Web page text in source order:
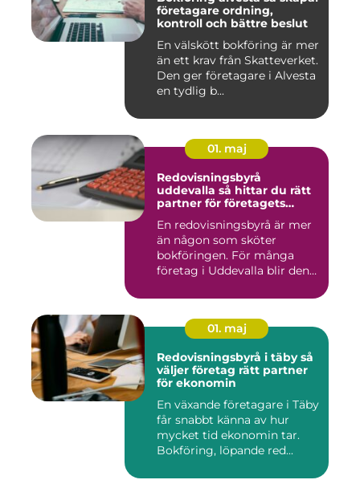
företagare ordning,
kontroll och bättre beslut
En välskött bokföring är mer
än ett krav från Skatteverket.
Den ger företagare i Alvesta
en tydlig b...
01. maj
Redovisningsbyrå
uddevalla så hittar du rätt
partner för företagets
En redovisningsbyrå är mer
än någon som sköter
bokföringen. För många
företag i Uddevalla blir den
01. maj
Redovisningsbyrå i täby så
väljer företag rätt partner
för ekonomin
En växande företagare i Täby
får snabbt känna av hur
mycket tid ekonomin tar.
Bokföring, löpande red...